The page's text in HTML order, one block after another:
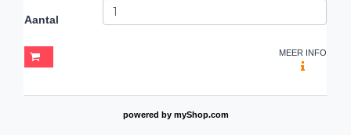
Aantal
MEER INFO
powered by myShop.com